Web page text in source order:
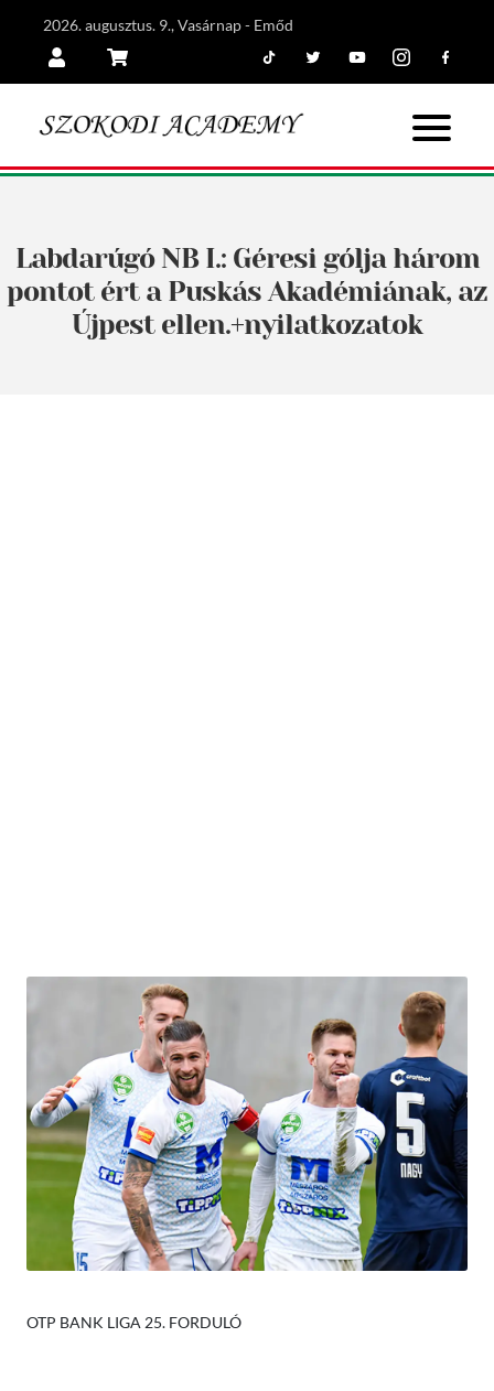
2026. augusztus. 9., Vasárnap - Emőd
Labdarúgó NB I.: Géresi gólja három
pontot ért a Puskás Akadémiának, az
Újpest ellen.+nyilatkozatok
OTP BANK LIGA 25. FORDULÓ